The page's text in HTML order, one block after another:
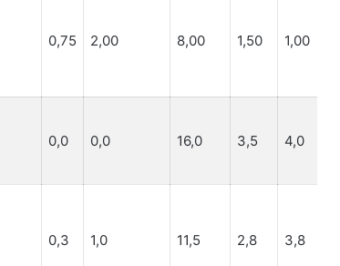
0,75 2,00 8,00 1,50 1,00
0,0 0,0 16,0 3,5 4,0
0,3 1,0 11,5 2,8 3,8